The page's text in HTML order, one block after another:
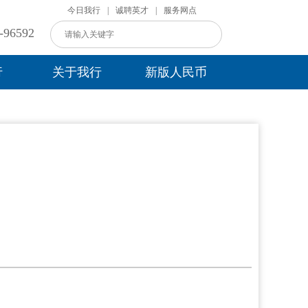
今日我行 诚聘英才 服务网点
关于我行 新版人民币